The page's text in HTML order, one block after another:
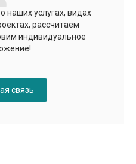
наших услугах, видах
рассчитаем
индивидуальное
связь